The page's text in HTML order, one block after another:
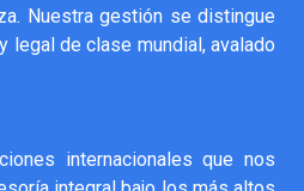
Nuestra gestión se distingue
legal de clase mundial, avalado
internacionales que nos